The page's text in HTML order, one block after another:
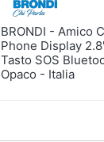
BRONDI - Amico
Phone Display
Tasto SOS
Opaco - Italia